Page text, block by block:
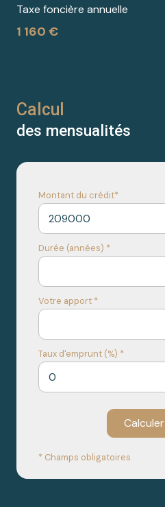
Taxe foncière annuelle
1 160 €
Calcul
des mensualités
Montant du crédit*
Durée (années) *
Votre apport *
Taux d'emprunt (%) *
Calculer
* Champs obligatoires